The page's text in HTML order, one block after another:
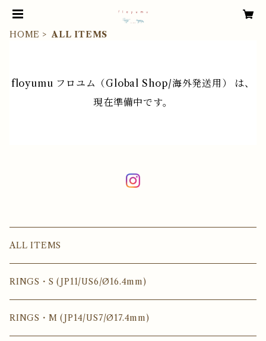
HOME ALL ITEMS
floyumu フロユム（Global Shop/海外発送用） は、
現在準備中です。
ALL ITEMS
RINGS・S (JP11/US6/Ø16.4mm)
RINGS・M (JP14/US7/Ø17.4mm)